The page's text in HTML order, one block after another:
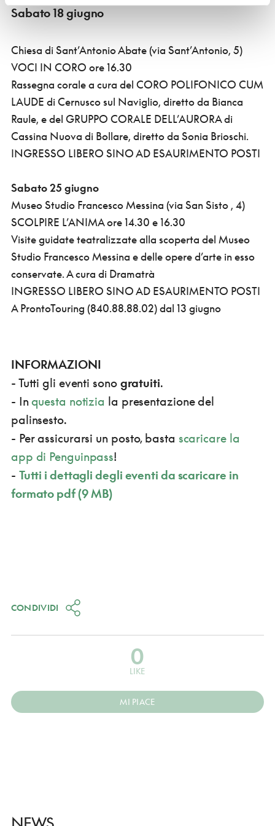
Sabato 18 giugno
Chiesa di Sant’Antonio Abate (via Sant’Antonio, 5)
VOCI IN CORO ore 16.30
Rassegna corale a cura del CORO POLIFONICO CUM
LAUDE di Cernusco sul Naviglio, diretto da Bianca
Raule, e del GRUPPO CORALE DELL’AURORA di
Cassina Nuova di Bollare, diretto da Sonia Brioschi.
INGRESSO LIBERO SINO AD ESAURIMENTO POSTI
Sabato 25 giugno
Museo Studio Francesco Messina (via San Sisto , 4)
SCOLPIRE L’ANIMA ore 14.30 e 16.30
Visite guidate teatralizzate alla scoperta del Museo
Studio Francesco Messina e delle opere d’arte in esso
conservate. A cura di Dramatrà
INGRESSO LIBERO SINO AD ESAURIMENTO POSTI
A ProntoTouring (840.88.88.02) dal 13 giugno
INFORMAZIONI
- Tutti gli eventi sono gratuiti.
- Inquesta notizia la presentazione del
palinsesto.
- Per assicurarsi un posto, basta scaricare la
app di Penguinpass!
- Tutti i dettagli degli eventi da scaricare in
formato pdf (9 MB)
CONDIVIDI
0
LIKE
MI PIACE